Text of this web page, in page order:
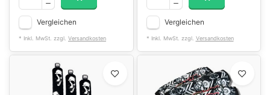
Vergleichen
* Inkl. MwSt. zzgl. Versandkosten
Vergleichen
* Inkl. MwSt. zzgl. Versandkosten